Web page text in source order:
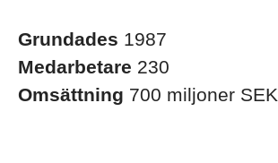
Grundades 1987
Medarbetare 230
Omsättning 700 miljoner SEK